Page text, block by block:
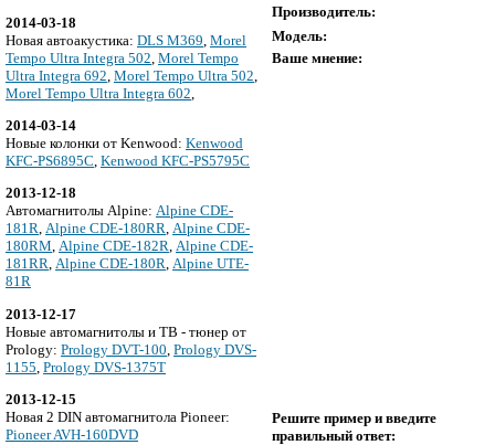
2014-03-18
Новая автоакустика: DLS M369 Morel
Tempo Ultra Integra 502 Morel Tempo
Ultra Integra 692 Morel Tempo Ultra 502
Morel Tempo Ultra Integra 602
2014-03-14
Новые колонки от Kenwood: Kenwood
KFC-PS6895C, Kenwood KFC-PS5795C
2013-12-18
Автомагнитолы Alpine: Alpine CDE-
181R, Alpine CDE-180RR, Alpine CDE-
180RM, Alpine CDE-182R, Alpine CDE-
181RR, Alpine CDE-180R, Alpine UTE-
81R
2013-12-17
Новые автомагнитолы и ТВ - тюнер от
Prology: Prology DVT-100 Prology DVS-
1155 Prology DVS-1375T
2013-12-15
Новая 2 DIN автомагнитола Pioneer:
Pioneer AVH-160DVD
Производитель:
Модель:
Ваше мнение:
Решите пример и введите
правильный ответ: